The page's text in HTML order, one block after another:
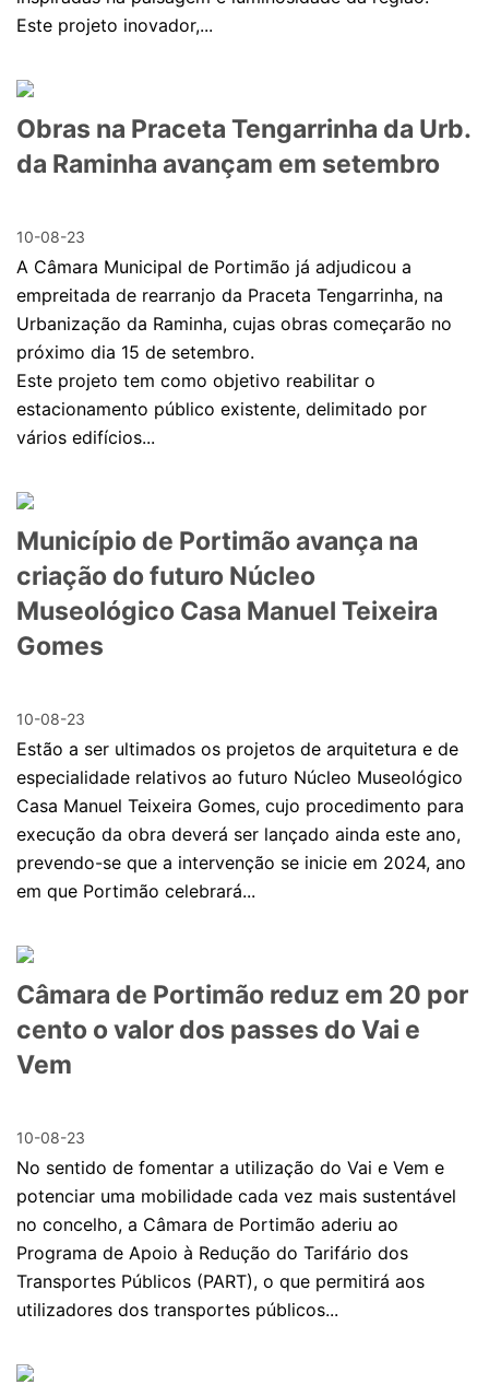
Este projeto inovador,...
Obras na Praceta Tengarrinha da Urb.
da Raminha avançam em setembro
10-08-23
A Câmara Municipal de Portimão já adjudicou a
empreitada de rearranjo da Praceta Tengarrinha, na
Urbanização da Raminha, cujas obras começarão no
próximo dia 15 de setembro.
Este projeto tem como objetivo reabilitar o
estacionamento público existente, delimitado por
vários edifícios...
Município de Portimão avança na
criação do futuro Núcleo
Museológico Casa Manuel Teixeira
Gomes
10-08-23
Estão a ser ultimados os projetos de arquitetura e de
especialidade relativos ao futuro Núcleo Museológico
Casa Manuel Teixeira Gomes, cujo procedimento para
execução da obra deverá ser lançado ainda este ano,
prevendo-se que a intervenção se inicie em 2024, ano
em que Portimão celebrará...
Câmara de Portimão reduz em 20 por
cento o valor dos passes do Vai e
Vem
10-08-23
No sentido de fomentar a utilização do Vai e Vem e
potenciar uma mobilidade cada vez mais sustentável
no concelho, a Câmara de Portimão aderiu ao
Programa de Apoio à Redução do Tarifário dos
Transportes Públicos (PART), o que permitirá aos
utilizadores dos transportes públicos...